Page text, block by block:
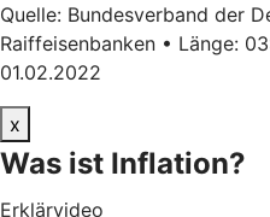
Quelle: Bundesverband der
Raiffeisenbanken • Länge:
01.02.2022
x
Was ist Inflation?
Erklärvideo